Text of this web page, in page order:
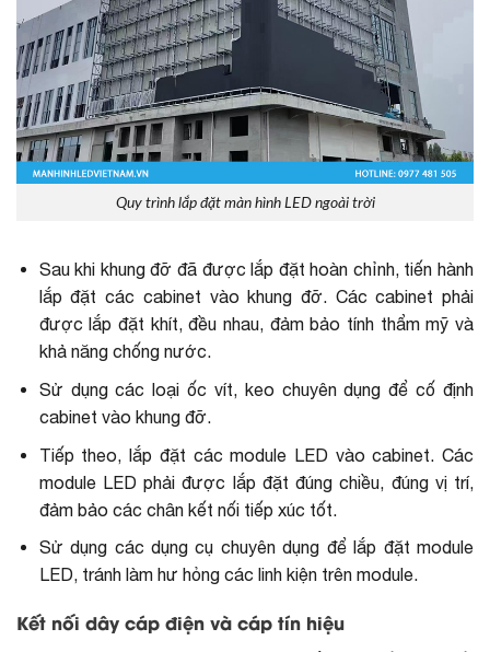
Quy trình lắp đặt màn hình LED ngoài trời
Sau khi khung đỡ đã được lắp đặt hoàn chỉnh, tiến hành
lắp đặt các cabinet vào khung đỡ. Các cabinet phải
được lắp đặt khít, đều nhau, đảm bảo tính thẩm mỹ và
khả năng chống nước.
Sử dụng các loại ốc vít, keo chuyên dụng để cố định
cabinet vào khung đỡ.
Tiếp theo, lắp đặt các module LED vào cabinet. Các
module LED phải được lắp đặt đúng chiều, đúng vị trí,
đảm bảo các chân kết nối tiếp xúc tốt.
Sử dụng các dụng cụ chuyên dụng để lắp đặt module
LED, tránh làm hư hỏng các linh kiện trên module.
Kết nối dây cáp điện và cáp tín hiệu